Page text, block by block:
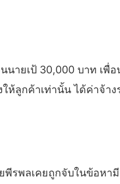
ายเป้ 30,000 บาท เ
ห้ลูกค้าเท่านั้น ได้ค่าจ้
รพลเคยถูกจับในข้อห